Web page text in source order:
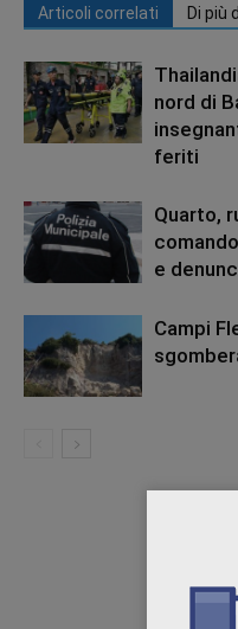
Articoli correlati Di più
nord di
feriti
Quarto,
e
Campi